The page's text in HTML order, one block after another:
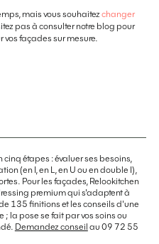
mais vous souhaitez changer
pas à consulter notre blog pour
vos façades sur mesure.
étapes : évaluer ses besoins,
(en I, en L, en U ou en double I),
Pour les façades, Relookitchen
premium qui s'adaptent à
135 finitions et les conseils d'une
; la pose se fait par vos soins ou
Demandez conseil au 09 72 55